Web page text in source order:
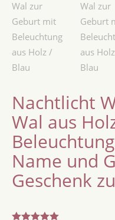
Nachtlicht
Wal aus
Name und
Geschenk